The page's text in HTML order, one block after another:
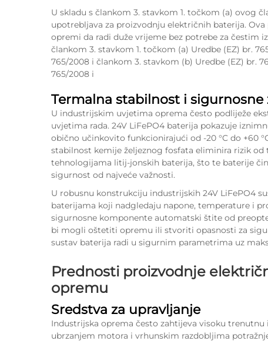
U skladu s člankom 3. stavkom 1. točkom (a) ovog
upotrebljava za proizvodnju električnih baterija.
opremi da radi duže vrijeme bez potrebe za čestim
člankom 3. stavkom 1. točkom (a) Uredbe (EZ) br.
765/2008 i člankom 3. stavkom (b) Uredbe (EZ) br.
765/2008 i
Termalna stabilnost i sigurnosne
U industrijskim uvjetima oprema često podliježe
uvjetima rada. 24V LiFePO4 baterija pokazuje
obično učinkovito funkcionirajući od -20 °C do +60
stabilnost kemije željeznog fosfata eliminira rizik
tehnologijama litij-jonskih baterija, što te baterije
sigurnost od najveće važnosti.
U robusnu konstrukciju industrijskih 24V LiFePO4
baterijama koji nadgledaju napone, temperature i
sigurnosne komponente automatski štite od
bi mogli oštetiti opremu ili stvoriti opasnosti za
sustav baterija radi u sigurnim parametrima uz
Prednosti proizvodnje
opremu
Sredstva za upravljanje
Industrijska oprema često zahtijeva visoku
ubrzanjem motora i vrhunskim razdobljima